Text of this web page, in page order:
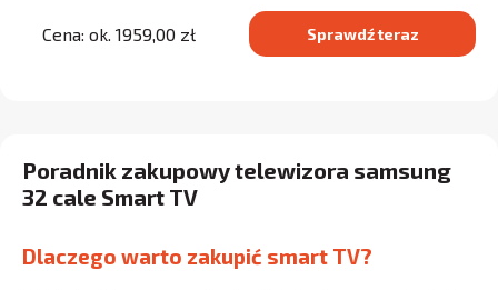
Cena: ok. 1959,00 zł Sprawdź teraz
Poradnik zakupowy telewizora samsung
32 cale Smart TV
Dlaczego warto zakupić smart TV?